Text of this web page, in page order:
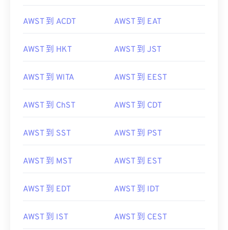
AWST 到 ACDT AWST 到 EAT
AWST 到 HKT AWST 到 JST
AWST 到 WITA AWST 到 EEST
AWST 到 ChST AWST 到 CDT
AWST 到 SST AWST 到 PST
AWST 到 MST AWST 到 EST
AWST 到 EDT AWST 到 IDT
AWST 到 IST AWST 到 CEST